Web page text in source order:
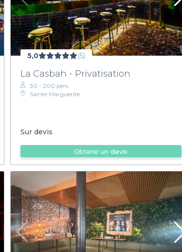
5,0 (5)
La Casbah - Privatisation
30 - 200 pers.
Sainte Marguerite
Sur devis
Obtenir un devis